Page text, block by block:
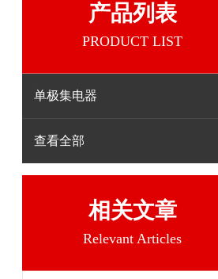
产品列表
PRODUCT LIST
单极集电器
查看全部
相关文章
Relevant Articles